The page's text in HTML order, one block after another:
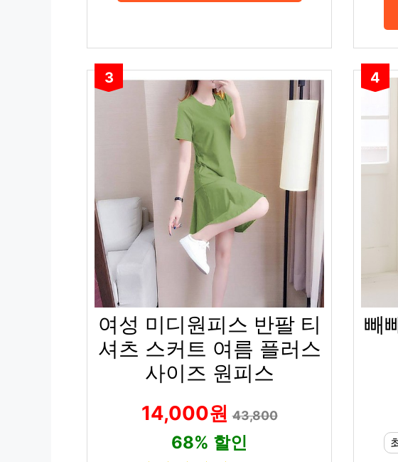
3
여성 미디원피스 반팔 티
셔츠 스커트 여름 플러스
사이즈 원피스
14,000원43,800
68% 할인
4
빼